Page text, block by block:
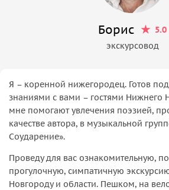
Борис
5.0
экскурсовод
Я – коренной нижегородец. Готов
знаниями с вами – гостями Нижнего
мне помогают увлечения поэзией,
качестве автора, в музыкальной
Соударение».
Проведу для вас ознакомительную,
прогулочную, симпатичную
Новгороду и области. Пешком, на